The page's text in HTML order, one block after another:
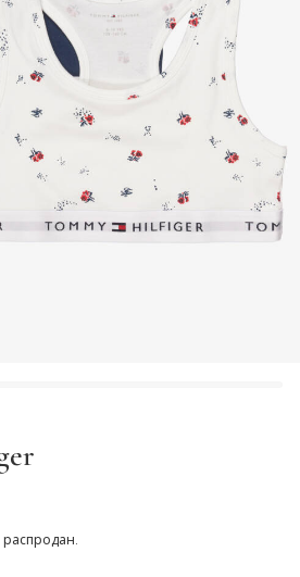
Cotton Bra Tops (2 Pack)